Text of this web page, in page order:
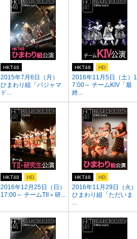
2015年7月6日（月）
ひまわり組「パジャマ
ド...
HKT48
2016年11月5日（土）1
7:00～ チームKIV「最
終...
HKT48 HD
2016年12月25日（日）
17:00～ チームTII＋研...
HKT48 HD
2016年11月29日（火）
ひまわり組「ただいま
...
HKT48 HD